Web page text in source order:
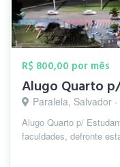
R$ 800,00 por mês
Alugo Quarto
Paralela, Salvador -
Alugo Quarto p/
faculdades, defronte